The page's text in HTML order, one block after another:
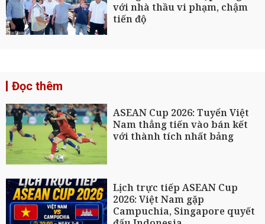
với nhà thầu vi phạm, chậm
tiến độ
Đọc thêm
ASEAN Cup 2026: Tuyển Việt
Nam thẳng tiến vào bán kết
với thành tích nhất bảng
Lịch trực tiếp ASEAN Cup
2026: Việt Nam gặp
Campuchia, Singapore quyết